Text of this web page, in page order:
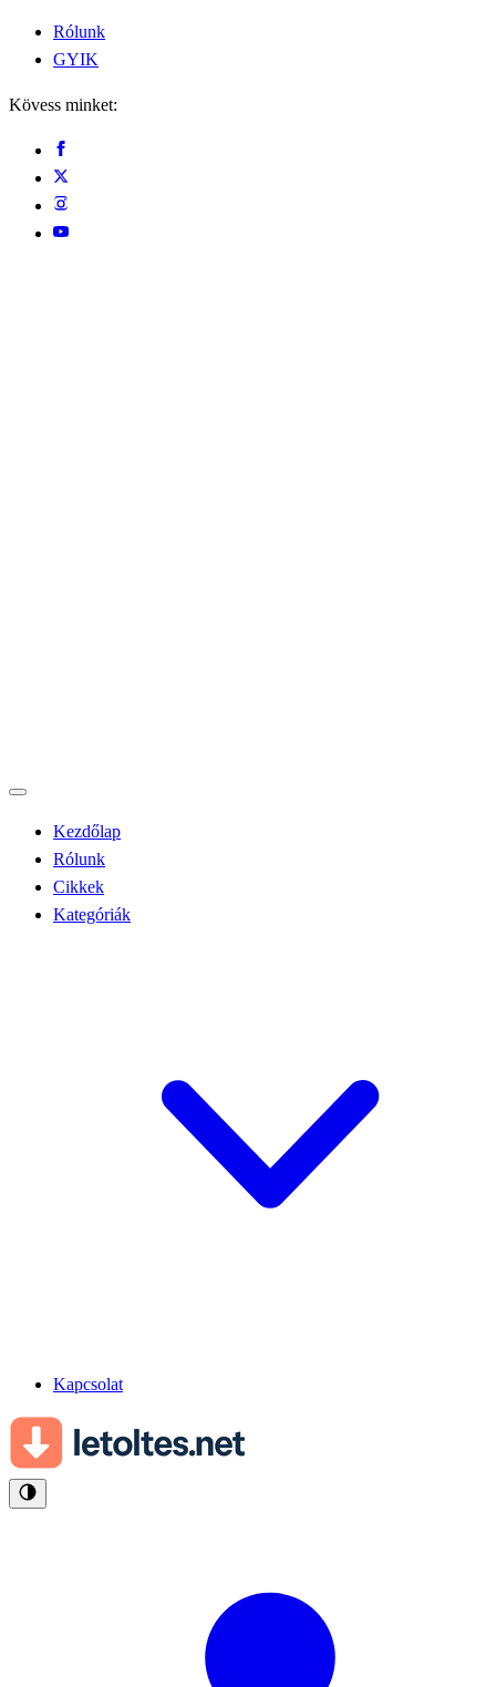
Rólunk
GYIK
Kövess minket:
Kezdőlap
Rólunk
Cikkek
Kategóriák
Kapcsolat